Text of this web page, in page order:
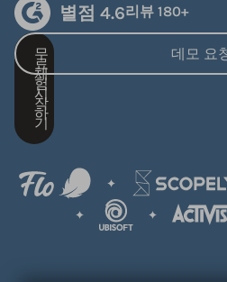
별점 4.6리뷰 180+
무
료
체
험
시
작
하
기
데모 요